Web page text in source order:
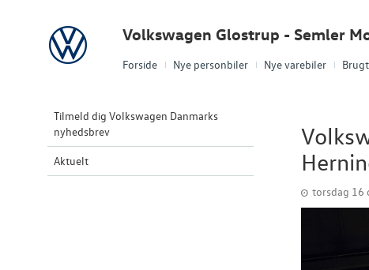
Forside Nye personbiler Nye varebiler
Volkswagen Volkswagen Glostrup - Semler
Tilmeld dig Volkswagen Danmarks
nyhedsbrev
Aktuelt
torsdag 16